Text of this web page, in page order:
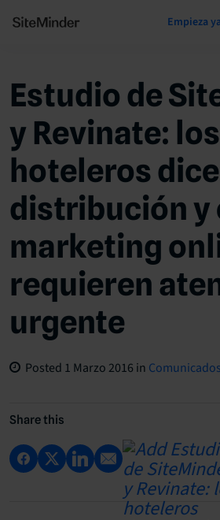
Empieza ya
Estudio de
y Revinate: los
hoteleros
distribución y
marketing
requieren
urgente
Posted 1 Marzo 2016 in
Share this